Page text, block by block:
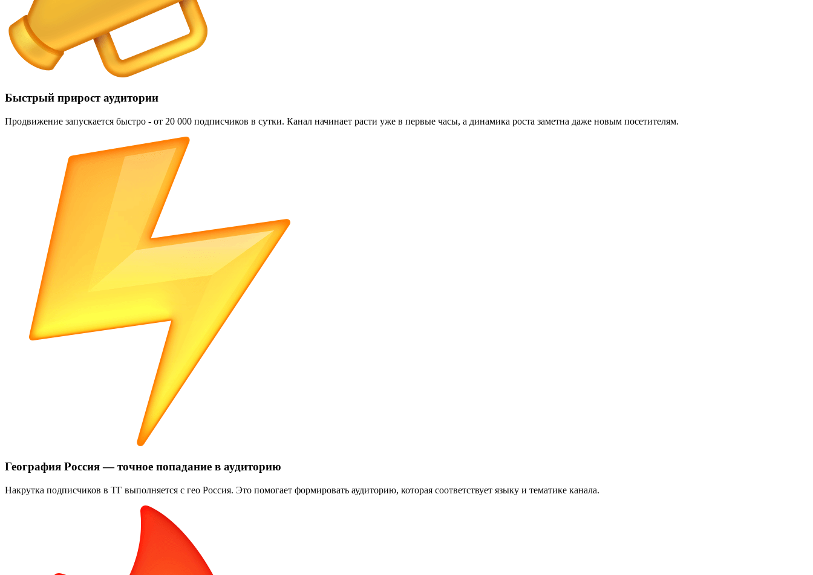
Быстрый прирост аудитории
Продвижение запускается быстро - от 20 000 подписчиков в сутки. Канал начинает расти уже в первые часы, а динамика роста заметна даже новым посетителям.
География Россия — точное попадание в аудиторию
Накрутка подписчиков в ТГ выполняется с гео Россия. Это помогает формировать аудиторию, которая соответствует языку и тематике канала.